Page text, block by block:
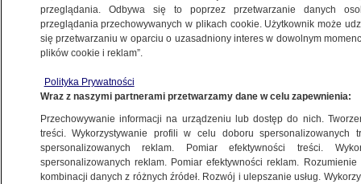
PRACA
Od dziś nowe zasady kontroli L4. ZUS
zyskuje kolejne uprawnienia
BIZNES
"Trenowałeś do tego całe życie".
Rząd kusi graczy wysokimi zarobkami
przeglądania. Odbywa się to poprzez przetwarzanie danych
przeglądania przechowywanych w plikach cookie. Użytkownik może
się przetwarzaniu w oparciu o uzasadniony interes w dowolnym
plików cookie i reklam”.
Polityka Prywatności
Wraz z naszymi partnerami przetwarzamy dane w celu zapewnienia:
Przechowywanie informacji na urządzeniu lub dostęp do nich.
treści. Wykorzystywanie profili w celu doboru spersonalizowanych
spersonalizowanych reklam. Pomiar efektywności treści.
spersonalizowanych reklam. Pomiar efektywności reklam.
kombinacji danych z różnych źródeł. Rozwój i ulepszanie usług.